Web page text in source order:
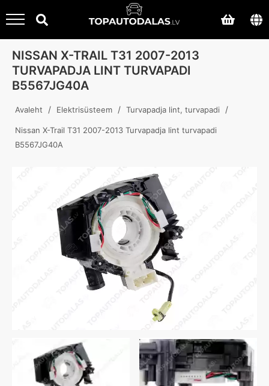
NISSAN X-TRAIL T31 2007-2013
TURVAPADJA LINT TURVAPADI
B5567JG40A
Avaleht / Elektrisüsteem / Turvapadja lint, turvapadi /
Nissan X-Trail T31 2007-2013 Turvapadja lint turvapadi
B5567JG40A